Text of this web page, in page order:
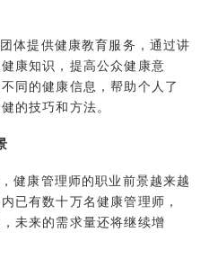
体提供健康教育服务，通过讲
康知识，提高公众健康意
同的健康信息，帮助个人了
的技巧和方法。
健康管理师的职业前景越来越
已有数十万名健康管理师，
未来的需求量还将继续增